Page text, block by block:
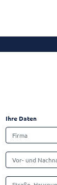
Ihre Daten